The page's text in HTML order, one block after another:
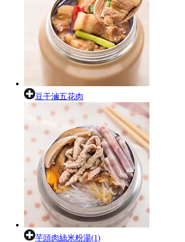
豆干滷五花肉
芋頭肉絲米粉湯(1)